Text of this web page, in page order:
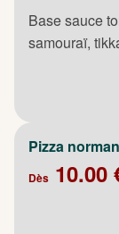
Base sauce
samouraï,
Pizza
Dès 10.00